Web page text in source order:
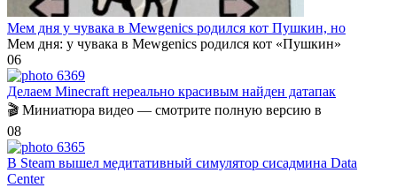
Мем дня у чувака в Mewgenics родился кот Пушкин, но
Мем дня: у чувака в Mewgenics родился кот «Пушкин»
06
Делаем Minecraft нереально красивым найден датапак
🎬 Миниатюра видео — смотрите полную версию в
08
В Steam вышел медитативный симулятор сисадмина Data
Center